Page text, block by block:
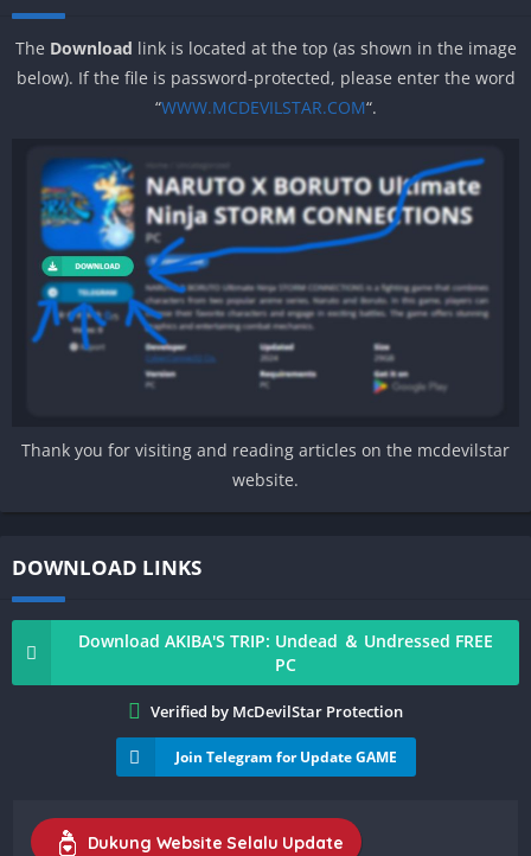
The Download link is located at the top (as shown in the image
below). If the file is password-protected, please enter the word
“WWW.MCDEVILSTAR.COM“.
Thank you for visiting and reading articles on the mcdevilstar
website.
DOWNLOAD LINKS
Download AKIBA'S TRIP: Undead ＆ Undressed FREE
PC
Verified by McDevilStar Protection
Join Telegram for Update GAME
Dukung Website Selalu Update